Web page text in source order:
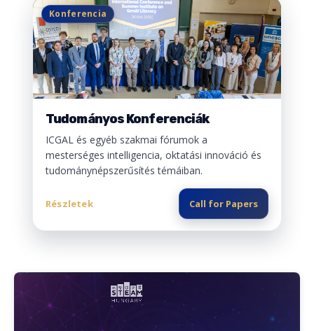
Konferencia
Tudományos Konferenciák
ICGAL és egyéb szakmai fórumok a
mesterséges intelligencia, oktatási innováció és
tudománynépszerűsítés témáiban.
Részletek Call for Papers